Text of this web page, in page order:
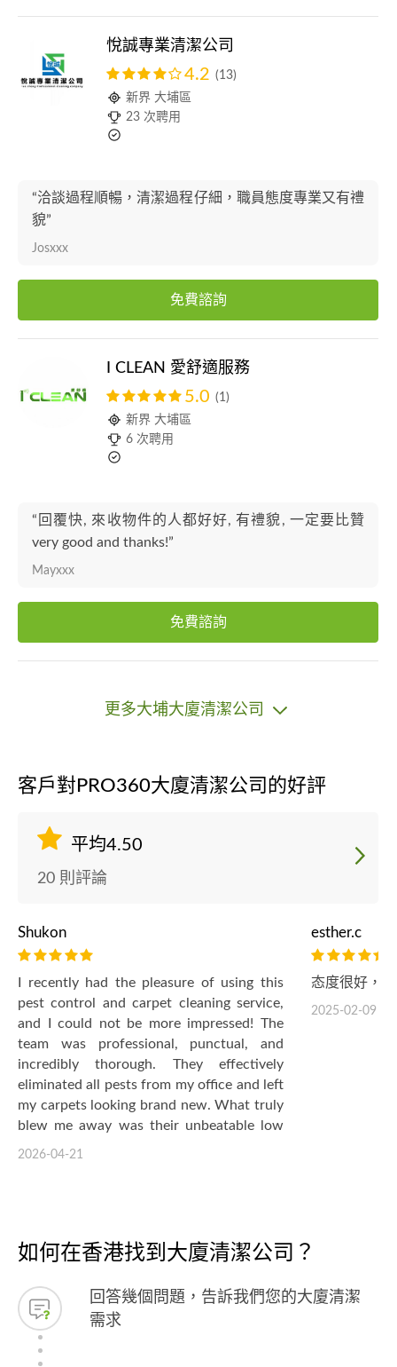
悅誠專業清潔公司
4.2 (13)
新界 大埔區
23 次聘用
“洽談過程順暢，清潔過程仔細，職員態度專業又有禮
貌”
Josxxx
免費諮詢
I CLEAN 愛舒適服務
5.0 (1)
新界 大埔區
6 次聘用
“回覆快, 來收物件的人都好好, 有禮貌, 一定要比贊
very good and thanks!”
Mayxxx
免費諮詢
更多大埔大廈清潔公司
客戶對PRO360大廈清潔公司的好評
平均4.50
20 則評論
Shukon
I recently had the pleasure of using this
pest control and carpet cleaning service,
and I could not be more impressed! The
team was professional, punctual, and
incredibly thorough. They effectively
eliminated all pests from my office and left
my carpets looking brand new. What truly
blew me away was their unbeatable low
cost — I was expecting to pay much more
2026-04-21
esther.c
态度很好，
2025-02-09
如何在香港找到大廈清潔公司？
回答幾個問題，告訴我們您的大廈清潔
需求